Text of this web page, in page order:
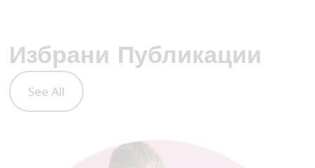
Избрани Публикации
See All